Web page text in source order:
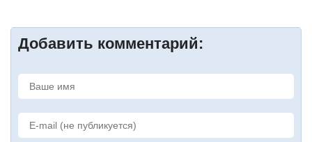
Добавить комментарий: